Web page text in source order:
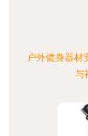
户外健身器材
与